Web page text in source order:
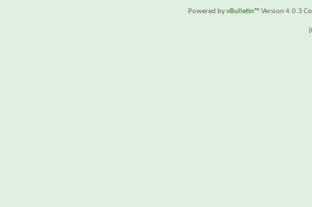
Powered byvBulletin™ Version 4.0.3